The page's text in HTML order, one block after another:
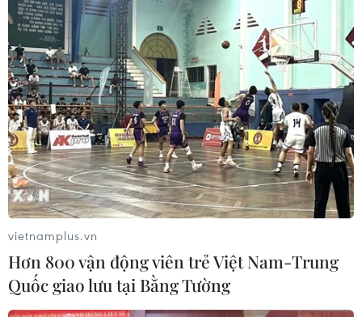
vietnamplus.vn
Hơn 800 vận động viên trẻ Việt Nam-Trung
Quốc giao lưu tại Bằng Tường